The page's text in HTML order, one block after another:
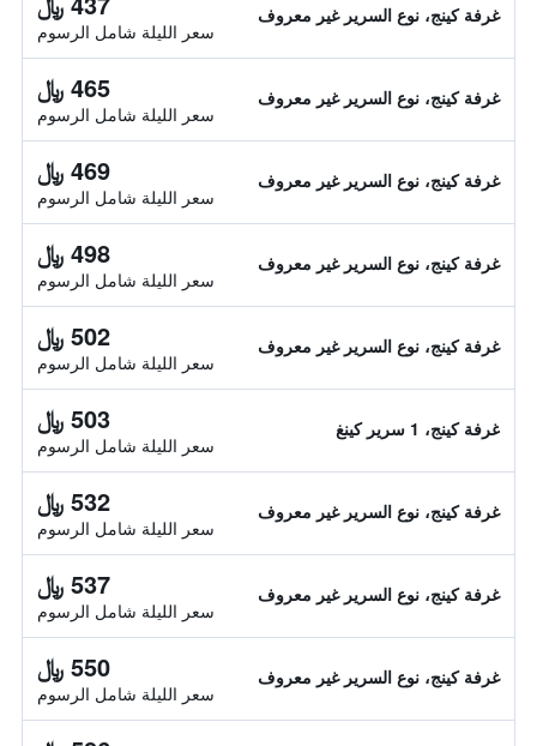
غرفة كينج، نوع السرير غير معروف
سعر الليلة شامل الرسوم
غرفة كينج، نوع السرير غير معروف 465 ﷼
سعر الليلة شامل الرسوم
غرفة كينج، نوع السرير غير معروف 469 ﷼
سعر الليلة شامل الرسوم
غرفة كينج، نوع السرير غير معروف 498 ﷼
سعر الليلة شامل الرسوم
غرفة كينج، نوع السرير غير معروف 502 ﷼
سعر الليلة شامل الرسوم
غرفة كينج، 1 سرير كينغ 503 ﷼
سعر الليلة شامل الرسوم
غرفة كينج، نوع السرير غير معروف 532 ﷼
سعر الليلة شامل الرسوم
غرفة كينج، نوع السرير غير معروف 537 ﷼
سعر الليلة شامل الرسوم
غرفة كينج، نوع السرير غير معروف 550 ﷼
سعر الليلة شامل الرسوم